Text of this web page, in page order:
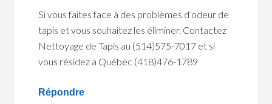
Si vous faites face à des problèmes d’odeur de
tapis et vous souhaitez les éliminer. Contactez
Nettoyage de Tapis au (514)575-7017 et si
vous résidez a Québec (418)476-1789
Répondre